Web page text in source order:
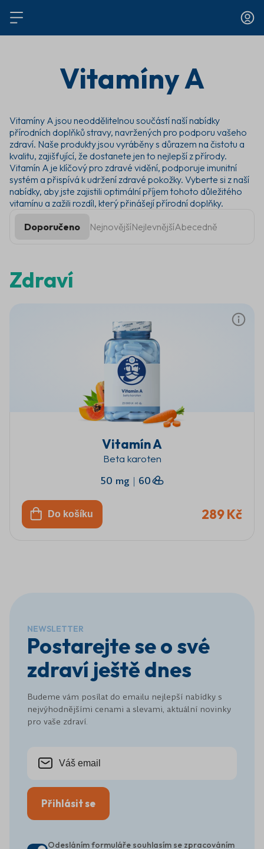
Vitamíny A
Vitamíny A jsou neoddělitelnou součástí naší nabídky
přírodních doplňků stravy, navržených pro podporu vašeho
zdraví. Naše produkty jsou vyráběny s důrazem na čistotu a
kvalitu, zajišťující, že dostanete jen to nejlepší z přírody.
Vitamín A je klíčový pro zdravé vidění, podporuje imunitní
systém a přispívá k udržení zdravé pokožky. Vyberte si z naší
nabídky, aby jste zajistili optimální příjem tohoto důležitého
vitamínu a zažili rozdíl, který přinášejí přírodní doplňky.
Doporučeno
NejnovějšíNejlevnějšíAbecedně
Zdraví
Vitamín A
Beta karoten
50 mg | 60
Do košíku 289 Kč
NEWSLETTER
Postarejte se o své
zdraví ještě dnes
Budeme vám posílat do emailu nejlepší nabídky s
nejvýhodnějšími cenami a slevami, aktuální novinky
pro vaše zdraví.
Přihlásit se
Odesláním formuláře souhlasím se zpracováním